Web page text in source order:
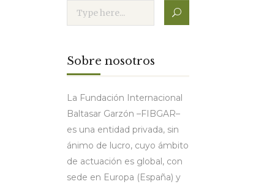
Sobre nosotros
La Fundación Internacional
Baltasar Garzón –FIBGAR–
es una entidad privada, sin
ánimo de lucro, cuyo ámbito
de actuación es global, con
sede en Europa (España) y